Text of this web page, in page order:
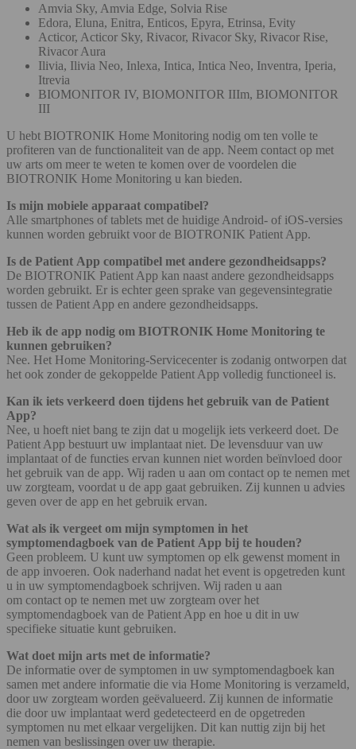
Amvia Sky, Amvia Edge, Solvia Rise
Edora, Eluna, Enitra, Enticos, Epyra, Etrinsa, Evity
Acticor, Acticor Sky, Rivacor, Rivacor Sky, Rivacor Rise,
Rivacor Aura
Ilivia, Ilivia Neo, Inlexa, Intica, Intica Neo, Inventra, Iperia,
Itrevia
BIOMONITOR IV, BIOMONITOR IIIm, BIOMONITOR
III
U hebt BIOTRONIK Home Monitoring nodig om ten volle te
profiteren van de functionaliteit van de app. Neem contact op met
uw arts om meer te weten te komen over de voordelen die
BIOTRONIK Home Monitoring u kan bieden.
Is mijn mobiele apparaat compatibel?
Alle smartphones of tablets met de huidige Android- of iOS-versies
kunnen worden gebruikt voor de BIOTRONIK Patient App.
Is de Patient App compatibel met andere gezondheidsapps?
De BIOTRONIK Patient App kan naast andere gezondheidsapps
worden gebruikt. Er is echter geen sprake van gegevensintegratie
tussen de Patient App en andere gezondheidsapps.
Heb ik de app nodig om BIOTRONIK Home Monitoring te
kunnen gebruiken?
Nee. Het Home Monitoring-Servicecenter is zodanig ontworpen dat
het ook zonder de gekoppelde Patient App volledig functioneel is.
Kan ik iets verkeerd doen tijdens het gebruik van de Patient
App?
Nee, u hoeft niet bang te zijn dat u mogelijk iets verkeerd doet. De
Patient App bestuurt uw implantaat niet. De levensduur van uw
implantaat of de functies ervan kunnen niet worden beïnvloed door
het gebruik van de app. Wij raden u aan om contact op te nemen met
uw zorgteam, voordat u de app gaat gebruiken. Zij kunnen u advies
geven over de app en het gebruik ervan.
Wat als ik vergeet om mijn symptomen in het
symptomendagboek van de Patient App bij te houden?
Geen probleem. U kunt uw symptomen op elk gewenst moment in
de app invoeren. Ook naderhand nadat het event is opgetreden kunt
u in uw symptomendagboek schrijven. Wij raden u aan
om contact op te nemen met uw zorgteam over het
symptomendagboek van de Patient App en hoe u dit in uw
specifieke situatie kunt gebruiken.
Wat doet mijn arts met de informatie?
De informatie over de symptomen in uw symptomendagboek kan
samen met andere informatie die via Home Monitoring is verzameld,
door uw zorgteam worden geëvalueerd. Zij kunnen de informatie
die door uw implantaat werd gedetecteerd en de opgetreden
symptomen nu met elkaar vergelijken. Dit kan nuttig zijn bij het
nemen van beslissingen over uw therapie.